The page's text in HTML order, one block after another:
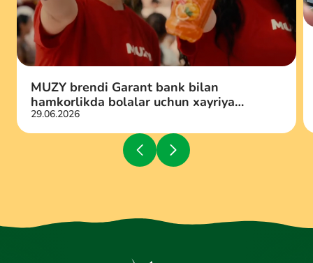
MUZY brendi Garant bank bilan
hamkorlikda bolalar uchun xayriya
aksiyasini qo‘llab-quvvatladi
29.06.2026